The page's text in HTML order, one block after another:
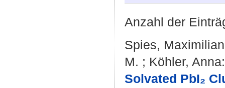
Anzahl der
Spies, Maximilian
M. ; Köhler, Anna:
Solvated PbI₂